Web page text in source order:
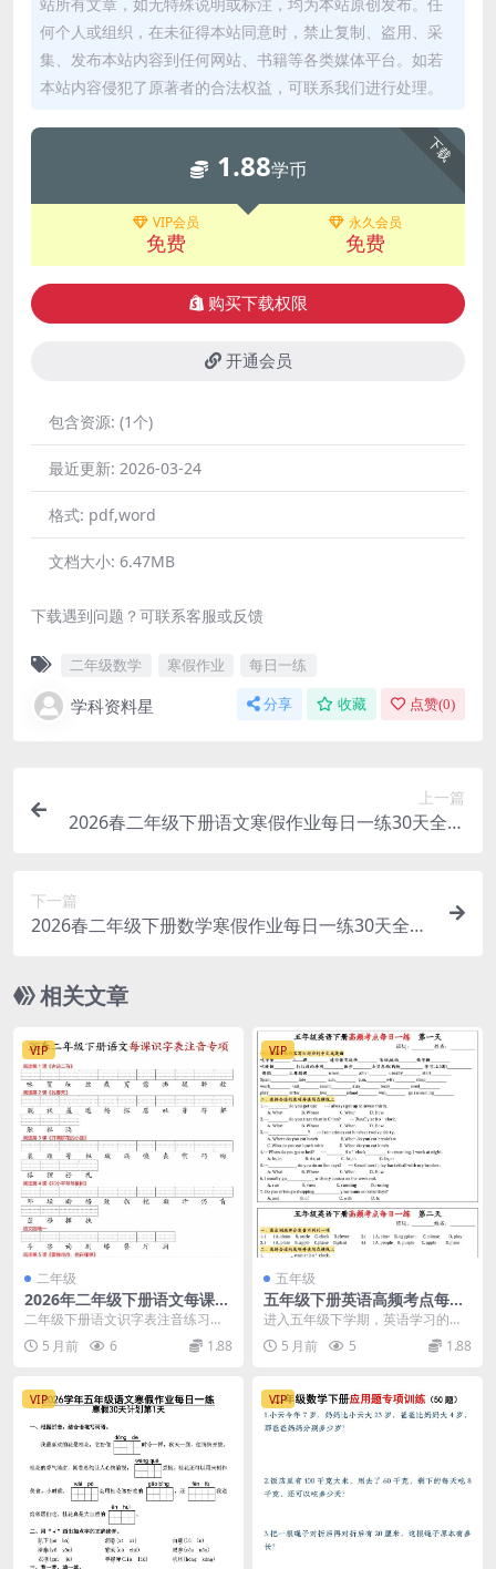
何个人或组织，在未征得本站同意时，禁止复制、盗用、采
集、发布本站内容到任何网站、书籍等各类媒体平台。如若
本站内容侵犯了原著者的合法权益，可联系我们进行处理。
下载
1.88学币
VIP会员
免费
永久会员
免费
购买下载权限
开通会员
包含资源: (1个)
最近更新: 2026-03-24
格式: pdf,word
文档大小: 6.47MB
下载遇到问题？可联系客服或反馈
二年级数学 寒假作业 每日一练
学科资料星 分享 收藏 点赞(0)
上一篇
2026春二年级下册语文寒假作业每日一练30天全册
下一篇
2026春二年级下册数学寒假作业每日一练30天全套
相关文章
VIP
二年级
2026年二年级下册语文每课识
字表注音专项练习电子版：夯
二年级下册语文识字表注音练习，
让生字记忆更扎实 进入小学二年级
下学期，识字量呈爆...
5 月前 6 1.88
VIP
五年级
五年级下册英语高频考点每日
一练1同步专项提升练习电子
进入五年级下学期，英语学习的广
度与深度都有了质的飞跃。学科星
为您梳理了这份五年级...
5 月前 5 1.88
VIP VIP